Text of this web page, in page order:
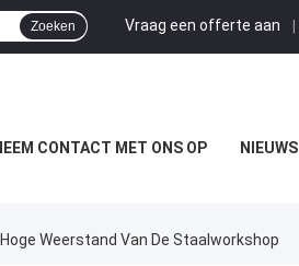
Vraag een offerte aan |
Zoeken
CONTACT MET ONS OP NIEUWS
Weerstand Van De Staalworkshop